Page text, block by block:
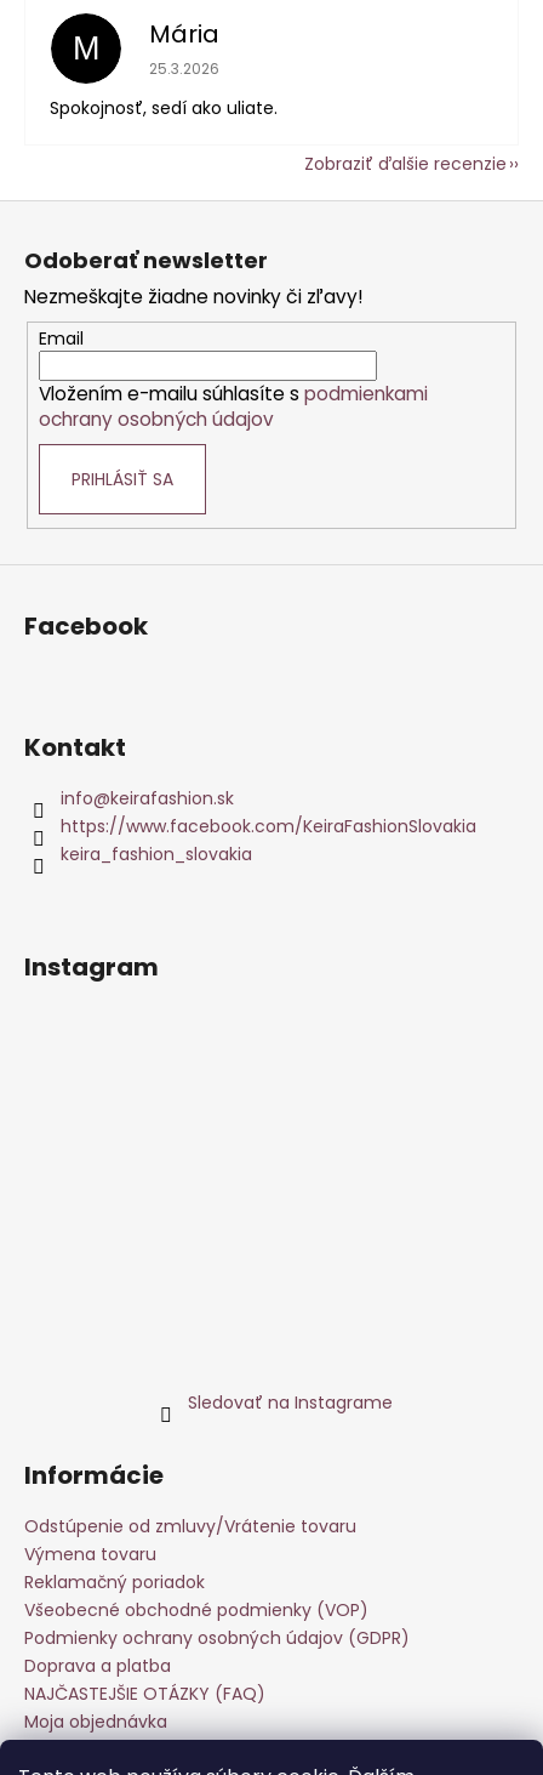
M Mária
Hodnotenie obchodu je 5 z 5 hviezdičiek.
25.3.2026
Spokojnosť, sedí ako uliate.
Zobraziť ďalšie recenzie
Z
Odoberať newsletter
Nezmeškajte žiadne novinky či zľavy!
Email
Vložením e-mailu súhlasíte s podmienkami
ochrany osobných údajov
PRIHLÁSIŤ SA
Facebook
Kontakt
info@keirafashion.sk
https://www.facebook.com/KeiraFashionSlovakia
keira_fashion_slovakia
Instagram
Sledovať na Instagrame
Informácie
Odstúpenie od zmluvy/Vrátenie tovaru
Výmena tovaru
Reklamačný poriadok
Všeobecné obchodné podmienky (VOP)
Podmienky ochrany osobných údajov (GDPR)
Doprava a platba
NAJČASTEJŠIE OTÁZKY (FAQ)
Moja objednávka